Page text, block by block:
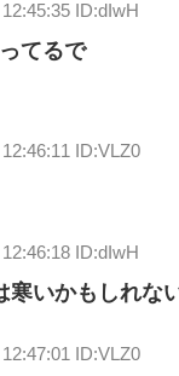
ID:dIwH
てるで
ID:VLZ0
ID:dIwH
いかもしれな
ID:VLZ0